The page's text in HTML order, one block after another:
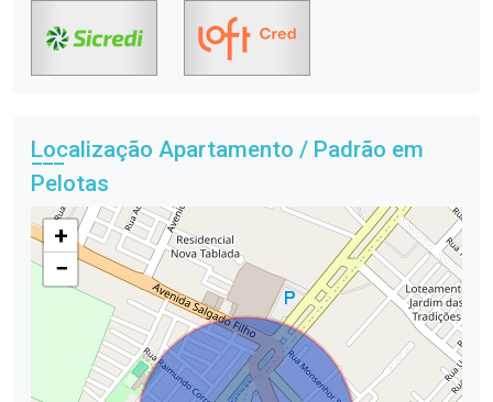
Localização Apartamento / Padrão em
Pelotas
+
−